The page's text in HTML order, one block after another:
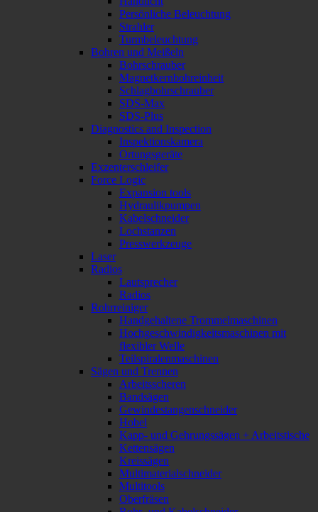
Persönliche Beleuchtung
Strahler
Turmbeleuchtung
Bohren und Meißeln
Bohrschrauber
Magnetkernbohreinheit
Schlagbohrschrauber
SDS-Max
SDS-Plus
Diagnostics and Inspection
Inspektionskamera
Ortungsgeräte
Exzenterschleifer
Force Logic
Expansion tools
Hydraulikpumpen
Kabelschneider
Lochstanzen
Presswerkzeuge
Laser
Radios
Lautsprecher
Radios
Rohrreiniger
Handgehaltene Trommelmaschinen
Hochgeschwindigkeitsmaschinen mit
flexibler Welle
Teilspiralenmaschinen
Sägen und Trennen
Arbeitsscheren
Bandsägen
Gewindestangenschneider
Hobel
Kapp- und Gehrungssägen + Arbeitstische
Kettensägen
Kreissägen
Multimaterialschneider
Multitools
Oberfräsen